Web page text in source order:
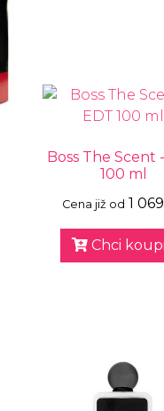
Boss The Scent
100 ml
Cena již od 1
Chci